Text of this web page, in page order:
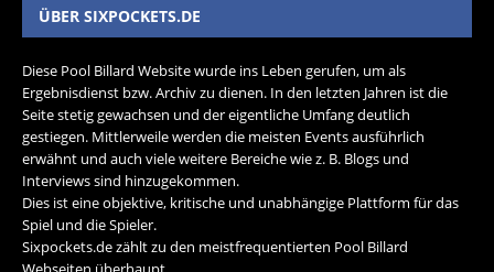
ÜBER SIXPOCKETS.DE
Diese Pool Billard Website wurde ins Leben gerufen, um als
Ergebnisdienst bzw. Archiv zu dienen. In den letzten Jahren ist die
Seite stetig gewachsen und der eigentliche Umfang deutlich
gestiegen. Mittlerweile werden die meisten Events ausführlich
erwähnt und auch viele weitere Bereiche wie z. B. Blogs und
Interviews sind hinzugekommen.
Dies ist eine objektive, kritische und unabhängige Plattform für das
Spiel und die Spieler.
Sixpockets.de zählt zu den meistfrequentierten Pool Billard